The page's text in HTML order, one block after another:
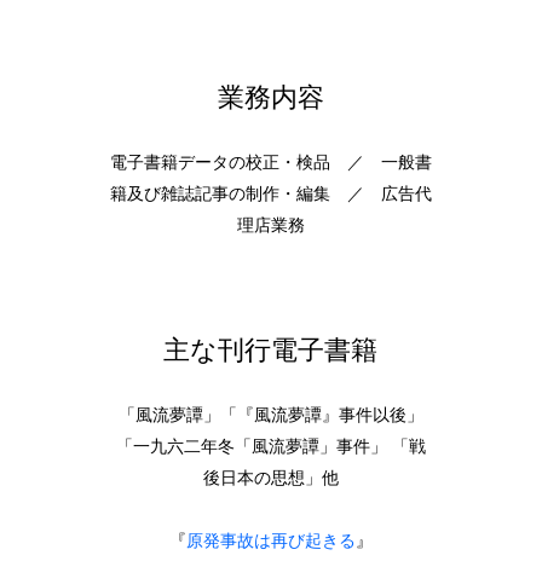
業務内容
電子書籍データの校正・検品 ／ 一般書
籍及び雑誌記事の制作・編集 ／ 広告代
理店業務
主な刊行電子書籍
「風流夢譚」「『風流夢譚』事件以後」
「一九六二年冬「風流夢譚」事件」 「戦
後日本の思想」他
『原発事故は再び起きる 』